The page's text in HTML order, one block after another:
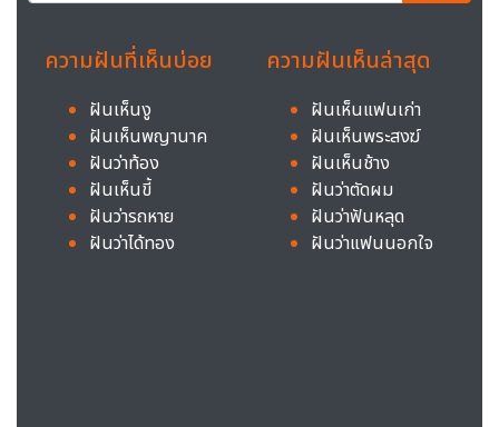
ความฝันที่เห็นบ่อย
ฝันเห็นงู
ฝันเห็นพญานาค
ฝันว่าท้อง
ฝันเห็นขี้
ฝันว่ารถหาย
ฝันว่าได้ทอง
ความฝันเห็นล่าสุด
ฝันเห็นแฟนเก่า
ฝันเห็นพระสงฆ์
ฝันเห็นช้าง
ฝันว่าตัดผม
ฝันว่าฟันหลุด
ฝันว่าแฟนนอกใจ